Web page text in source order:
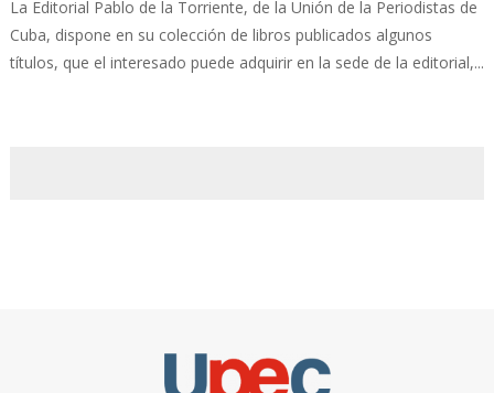
La Editorial Pablo de la Torriente, de la Unión de la Periodistas de
Cuba, dispone en su colección de libros publicados algunos
títulos, que el interesado puede adquirir en la sede de la editorial,...